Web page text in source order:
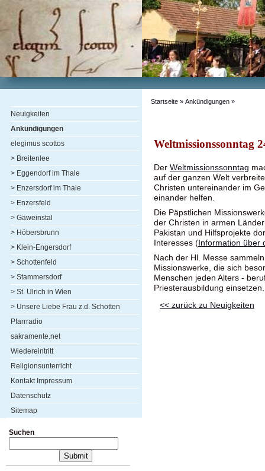
Neuigkeiten
Ankündigungen
elegimus scottos
> Breitenlee
> Eggendorf im Thale
> Enzersdorf im Thale
> Enzersfeld
> Gaweinstal
> Höbersbrunn
> Klein-Engersdorf
> Schottenfeld
> Stammersdorf
> St. Ulrich in Wien
> Unsere Liebe Frau z.d. Schotten
Pfarrradio
sakramente.net
Wiedereintritt
Religionsunterricht
Kontakt Impressum
Datenschutz
Sitemap
Suchen
Startseite » Ankündigungen »
Weltmissionssonntag
Der Weltmissionssonntag
auf der ganzen Welt
Christen untereinander im
einander helfen.
Die Päpstlichen
der Christen in armen
Pakistan und Hilfsprojekte
Interesses ( Information über
Nach der Hl. Messe
Missionswerke, die sich
Menschen jeden Alters -
Priesterausbildung einsetzen.
<< zurück zu Neuigkeiten